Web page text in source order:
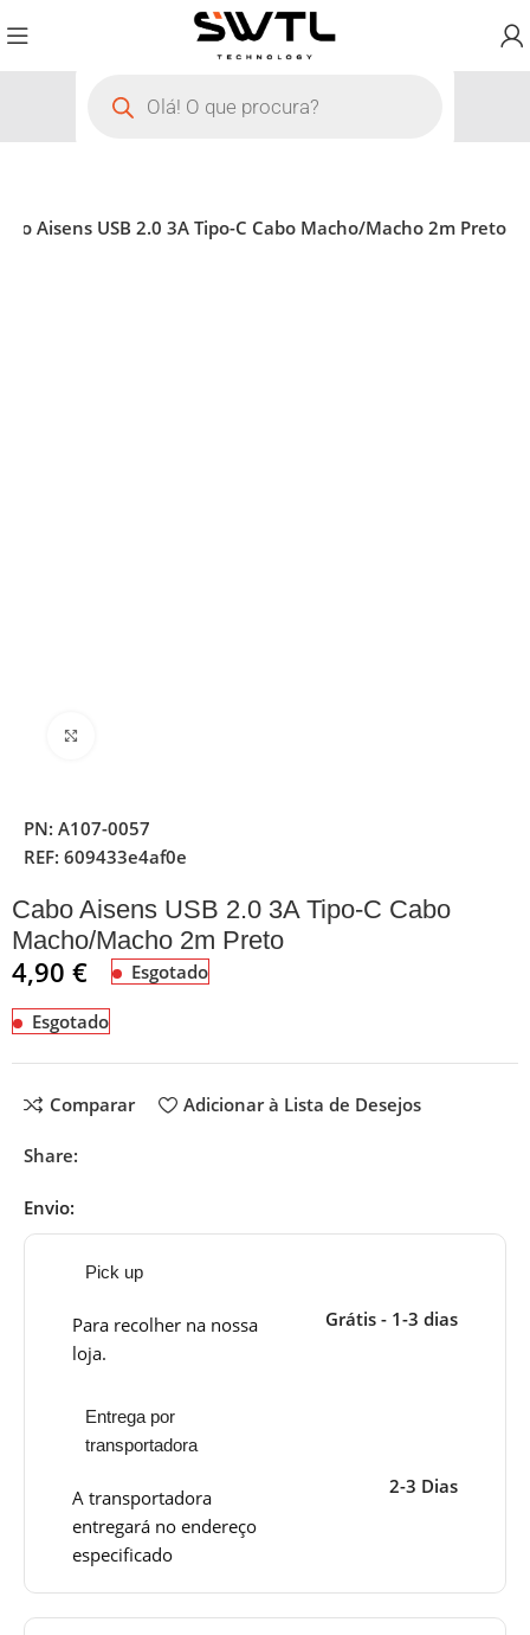
Aisens USB 2.0 3A Tipo-C Cabo Macho/Macho 2m Preto
PN:A107-0057
REF:609433e4af0e
Cabo Aisens USB 2.0 3A Tipo-C Cabo
Macho/Macho 2m Preto
4,90€ Esgotado
Esgotado
Comparar Adicionar à Lista de Desejos
Share:
Envio:
Pick up
Para recolher na nossa
loja.
Grátis - 1-3 dias
Entrega por
transportadora
A transportadora
entregará no endereço
especificado
2-3 Dias